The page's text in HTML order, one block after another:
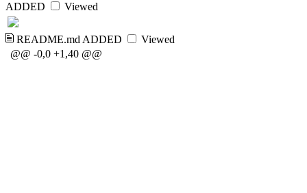
ADDED
Viewed
README.md ADDED
Viewed
@@ -0,0 +1,40 @@